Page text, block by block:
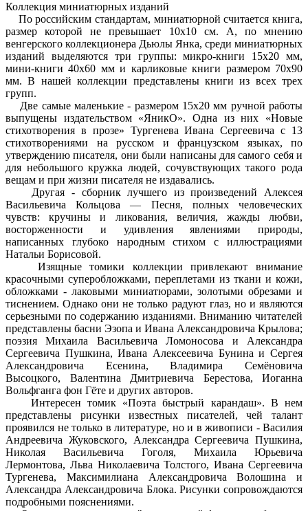
Коллекция миниатюрных изданий
По российским стандартам, миниатюрной считается книга,
размер которой не превышает 10х10 см. А, по мнению
венгерского коллекционера Дьюлы Янка, среди миниатюрных
изданий выделяются три группы: микро-книги 15х20 мм,
мини-книги 40х60 мм и карликовые книги размером 70х90
мм. В нашей коллекции представлены книги из всех трех
групп.
Две самые маленькие - размером 15х20 мм ручной работы
выпущены издательством «ЯникО». Одна из них «Новые
стихотворения в прозе» Тургенева Ивана Сергеевича с 13
стихотворениями на русском и французском языках, по
утверждению писателя, они были написаны для самого себя и
для небольшого кружка людей, сочувствующих такого рода
вещам и при жизни писателя не издавались.
Другая - сборник лучшего из произведений Алексея
Васильевича Кольцова — Песня, полных человеческих
чувств: кручины и ликования, величия, жажды любви,
восторженности и удивления явлениями природы,
написанных глубоко народным стихом с иллюстрациями
Натальи Борисовой.
Изящные томики коллекции привлекают внимание
красочными суперобложками, переплетами из ткани и кожи,
обложками - лаковыми миниатюрами, золотыми обрезами и
тиснением. Однако они не только радуют глаз, но и являются
серьезными по содержанию изданиями. Вниманию читателей
представлены басни Эзопа и Ивана Александровича Крылова;
поэзия Михаила Васильевича Ломоносова и Александра
Сергеевича Пушкина, Ивана Алексеевича Бунина и Сергея
Александровича Есенина, Владимира Семёновича
Высоцкого, Валентина Дмитриевича Берестова, Иоганна
Вольфганга фон Гёте и других авторов.
Интересен томик «Поэта быстрый карандаш». В нем
представлены рисунки известных писателей, чей талант
проявился не только в литературе, но и в живописи - Василия
Андреевича Жуковского, Александра Сергеевича Пушкина,
Николая Васильевича Гоголя, Михаила Юрьевича
Лермонтова, Льва Николаевича Толстого, Ивана Сергеевича
Тургенева, Максимилиана Александровича Волошина и
Александра Александровича Блока. Рисунки сопровождаются
подробными пояснениями.